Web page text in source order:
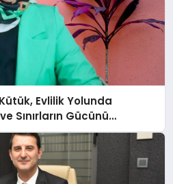
Evlilik Yolunda
Sınırların Gücünü